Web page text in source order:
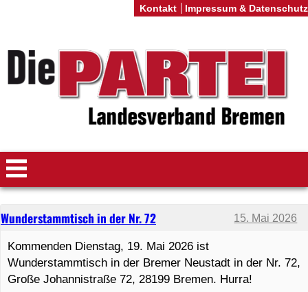
Wunderstammtisch in der Nr. 72 15. Mai 2026
Kommenden Dienstag, 19. Mai 2026 ist
Wunderstammtisch in der Bremer Neustadt in der Nr. 72,
Große Johannistraße 72, 28199 Bremen. Hurra!
Kontakt Impressum & Datenschutz